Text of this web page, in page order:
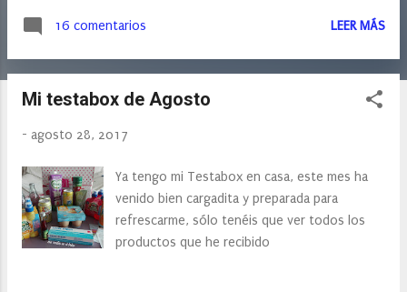
16 comentarios
LEER MÁS
Mi testabox de Agosto
- agosto 28, 2017
Ya tengo mi Testabox en casa, este mes ha
venido bien cargadita y preparada para
refrescarme, sólo tenéis que ver todos los
productos que he recibido